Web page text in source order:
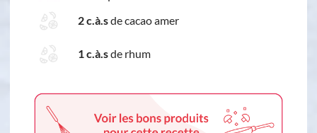
2 c.à.sde cacao amer
1 c.à.sde rhum